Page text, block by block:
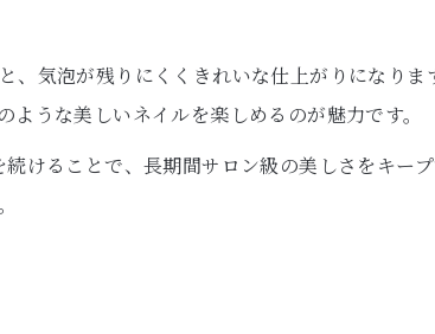
気泡が残りにくくきれいな仕上がりになり
うな美しいネイルを楽しめるのが魅力です。
けることで、長期間サロン級の美しさをキー